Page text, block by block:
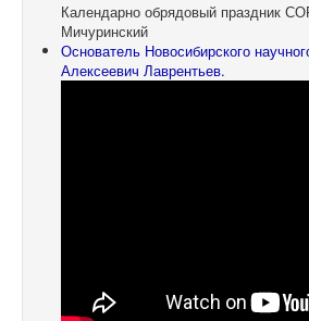
Календарно обрядовый праздник
Мичуринский
Основатель Новосибирского
Алексеевич Лаврентьев.